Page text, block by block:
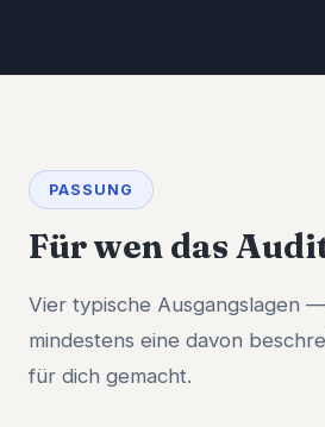
PASSUNG
Für wen das
Vier typische Ausgangslagen
mindestens eine davon
für dich gemacht.